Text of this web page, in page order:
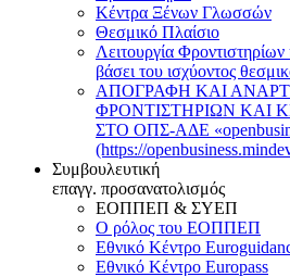
Κέντρα Ξένων Γλωσσών
Θεσμικό Πλαίσιο
Λειτουργία
βάσει του ισχύοντος
ΑΠΟΓΡΑΦΗ ΚΑΙ
ΦΡΟΝΤΙΣΤΗΡΙΩΝ ΚΑΙ
ΣΤΟ ΟΠΣ-ΑΔΕ
(https://
Συμβουλευτική
επαγγ. προσανατολισμός
ΕΟΠΠΕΠ & ΣΥΕΠ
Ο ρόλος του ΕΟΠΠΕΠ
Εθνικό Κέντρο
Εθνικό Κέντρο Europass